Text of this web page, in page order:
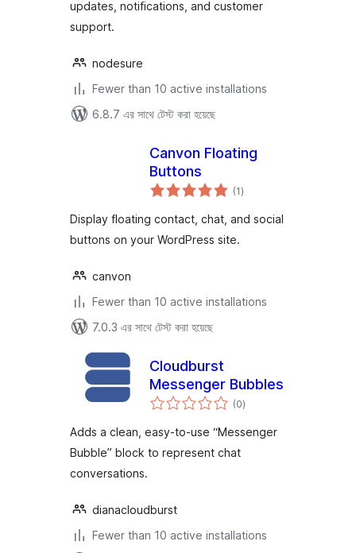
updates, notifications, and customer
support.
nodesure
Fewer than 10 active installations
6.8.7 এর সাথে টেস্ট করা হয়েছে
Canvon Floating
Buttons
(1total
ratings
)
Display floating contact, chat, and social
buttons on your WordPress site.
canvon
Fewer than 10 active installations
7.0.3 এর সাথে টেস্ট করা হয়েছে
Cloudburst
Messenger Bubbles
(0total
ratings
)
Adds a clean, easy-to-use “Messenger
Bubble” block to represent chat
conversations.
dianacloudburst
Fewer than 10 active installations